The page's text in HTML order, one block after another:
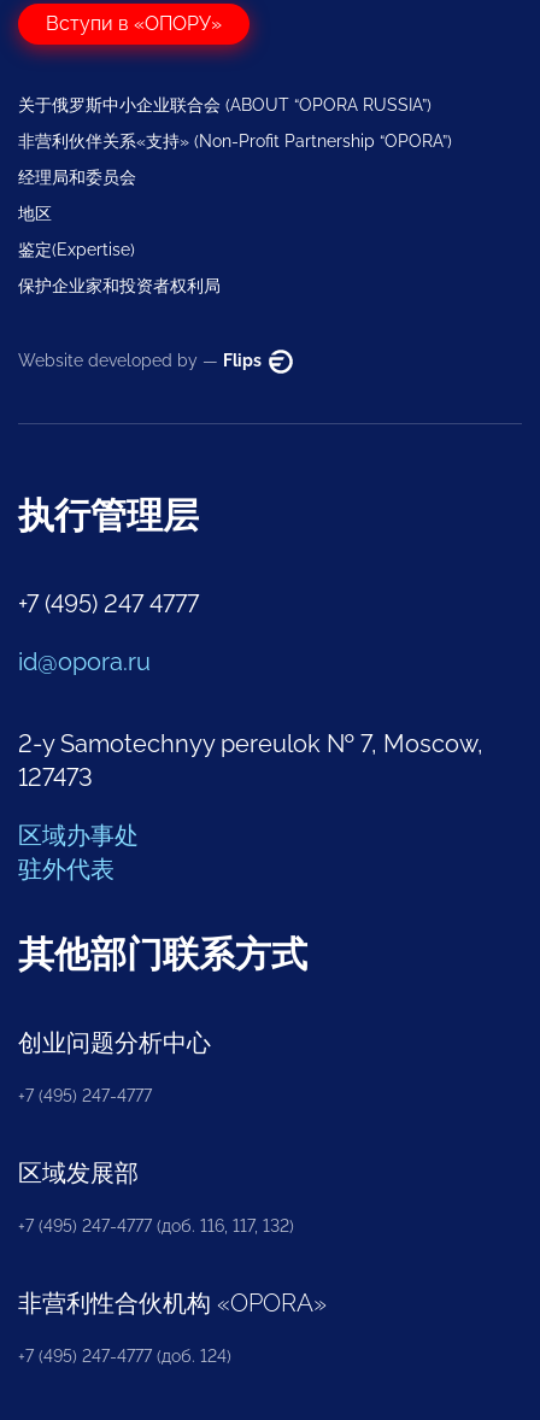
Вступи в «ОПОРУ»
关于俄罗斯中小企业联合会 (ABOUT “OPORA RUSSIA”)
非营利伙伴关系«支持» (Non-Profit Partnership “OPORA”)
经理局和委员会
地区
鉴定(Expertise)
保护企业家和投资者权利局
Website developed by — Flips
执行管理层
+7 (495) 247 4777
id@opora.ru
2-y Samotechnyy pereulok № 7, Moscow,
127473
区域办事处
驻外代表
其他部门联系方式
创业问题分析中心
+7 (495) 247-4777
区域发展部
+7 (495) 247-4777 (доб. 116, 117, 132)
非营利性合伙机构 «OPORA»
+7 (495) 247-4777 (доб. 124)